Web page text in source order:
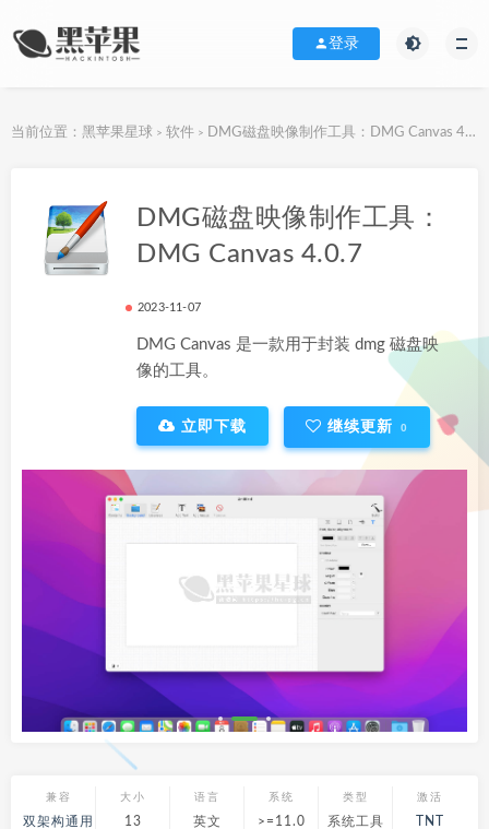
登录
当前位置： 黑苹果星球 > 软件 > DMG磁盘映像制作工具：DMG Canvas 4.0.7
DMG磁盘映像制作工具：
DMG Canvas 4.0.7
2023-11-07
DMG Canvas 是一款用于封装 dmg 磁盘映
像的工具。
立即下载 继续更新 0
兼容
双架构通用
大小
13
语言
英文
系统
>=11.0
类型
系统工具
激活
TNT